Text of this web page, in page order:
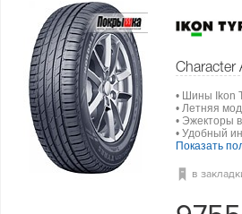
Character
• Шины Ikon
• Летняя
• Эжекторы
• Удобный
Показать
в